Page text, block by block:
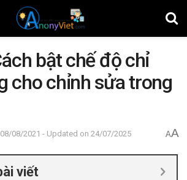
bật chế độ chỉ
cho chỉnh sửa trong
08/08/2021 - Updated on 24/07/2025 AA
viết